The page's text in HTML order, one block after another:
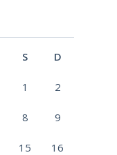
S D
1 2
8 9
15 16